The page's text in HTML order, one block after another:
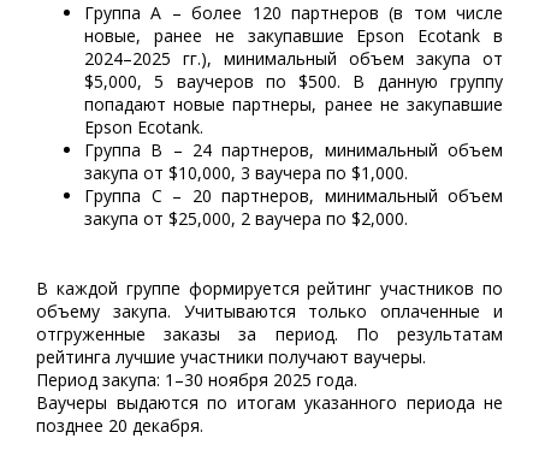
Группа A – более 120 партнеров (в том числе
новые, ранее не закупавшие Epson Ecotank в
2024–2025 гг.), минимальный объем закупа от
$5,000, 5 ваучеров по $500. В данную группу
попадают новые партнеры, ранее не закупавшие
Epson Ecotank.
Группа B – 24 партнеров, минимальный объем
закупа от $10,000, 3 ваучера по $1,000.
Группа C – 20 партнеров, минимальный объем
закупа от $25,000, 2 ваучера по $2,000.
В каждой группе формируется рейтинг участников по
объему закупа. Учитываются только оплаченные и
отгруженные заказы за период. По результатам
рейтинга лучшие участники получают ваучеры.
Период закупа: 1–30 ноября 2025 года.
Ваучеры выдаются по итогам указанного периода не
позднее 20 декабря.